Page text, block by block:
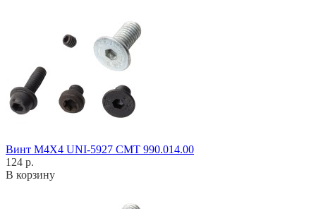
Винт M4X4 UNI-5927 CMT 990.014.00
124 р.
В корзину